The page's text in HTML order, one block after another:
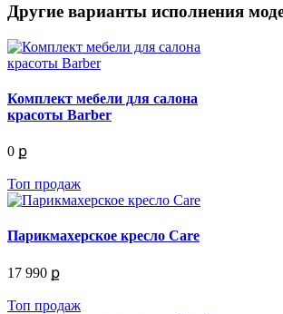
Другие варианты исполнения
Комплект мебели для салона
красоты Barber
0 ք
Топ продаж
Парикмахерское кресло Care
17 990 ք
Топ продаж